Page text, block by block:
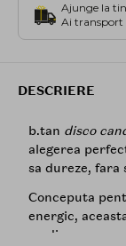
Ajunge la
Ai transport
DESCRIERE
b.tan disco
alegerea
sa dureze, fara
Conceputa
energic,
medie are un